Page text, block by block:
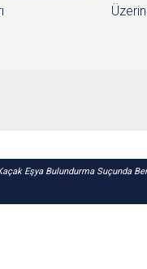
Eşya Bulundurma Suçunda